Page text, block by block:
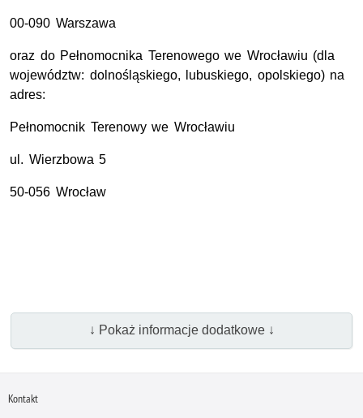
00-090 Warszawa
oraz do Pełnomocnika Terenowego we Wrocławiu (dla
województw: dolnośląskiego, lubuskiego, opolskiego) na
adres:
Pełnomocnik Terenowy we Wrocławiu
ul. Wierzbowa 5
50-056 Wrocław
↓ Pokaż informacje dodatkowe ↓
Kontakt